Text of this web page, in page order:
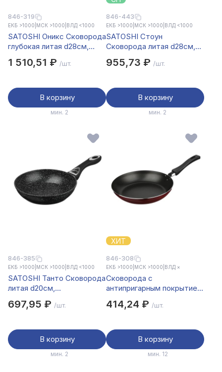
846-319
ЕКБ >1000 МСК >1000 ВЛД <1000
SATOSHI Оникс Сковорода
глубокая литая d28см,
"мрамор", съемная ручка,
1 510,51 ₽ /шт.
В корзину
мин. 2
846-443
ЕКБ >1000 МСК >1000 ВЛД <1000
SATOSHI Стоун
Сковорода литая d28см,
Мрамор, индукция
955,73 ₽ /шт.
В корзину
мин. 2
846-385
ЕКБ >1000 МСК >1000 ВЛД <1000
SATOSHI Танто Сковорода
литая d20см,
Мрамор, индукция
697,95 ₽ /шт.
В корзину
мин. 2
ХИТ
846-308
ЕКБ >1000 МСК >1000 ВЛД ×
Сковорода с
антипригарным покрытием
414,24 ₽ /шт.
В корзину
мин. 12